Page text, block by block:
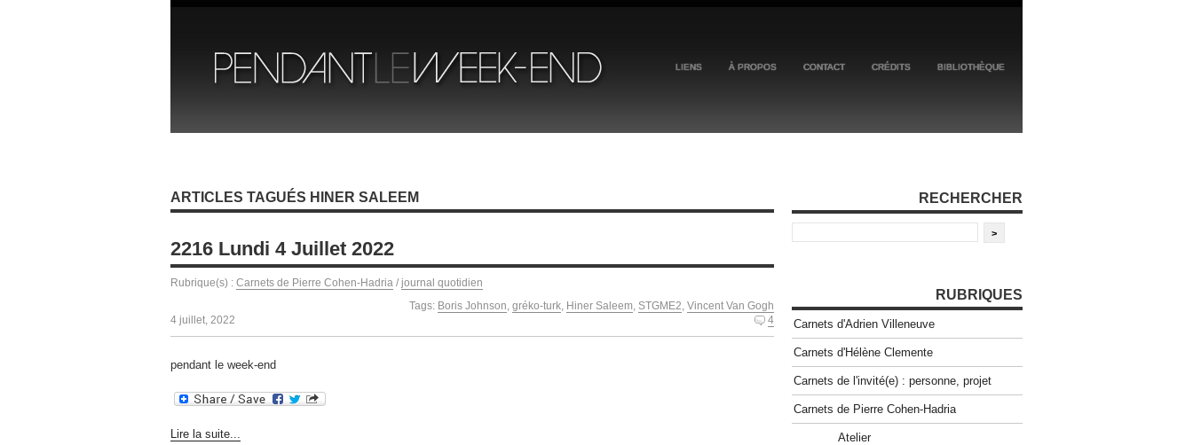
LIENS À PROPOS CONTACT CRÉDITS BIBLIOTHÈQUE
ARTICLES TAGUÉS HINER SALEEM
2216 Lundi 4 Juillet 2022
Rubrique(s) : Carnets de Pierre Cohen-Hadria / journal quotidien
Tags: Boris Johnson, gréko-turk, Hiner Saleem, STGME2, Vincent Van Gogh
4 juillet, 2022
4
pendant le week-end
Lire la suite...
RECHERCHER
RUBRIQUES
Carnets d'Adrien Villeneuve
Carnets d'Hélène Clemente
Carnets de l'invité(e) : personne, projet
Carnets de Pierre Cohen-Hadria
Atelier